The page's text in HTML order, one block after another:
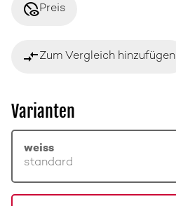
disabled_visiblePreis
compare_arrowsZum Vergleich hinzufügen
Varianten
weiss
standard